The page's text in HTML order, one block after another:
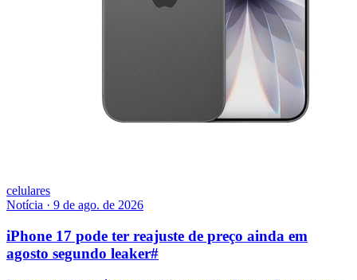
celulares
Notícia · 9 de ago. de 2026
iPhone 17 pode ter reajuste de preço ainda em
agosto segundo leaker#